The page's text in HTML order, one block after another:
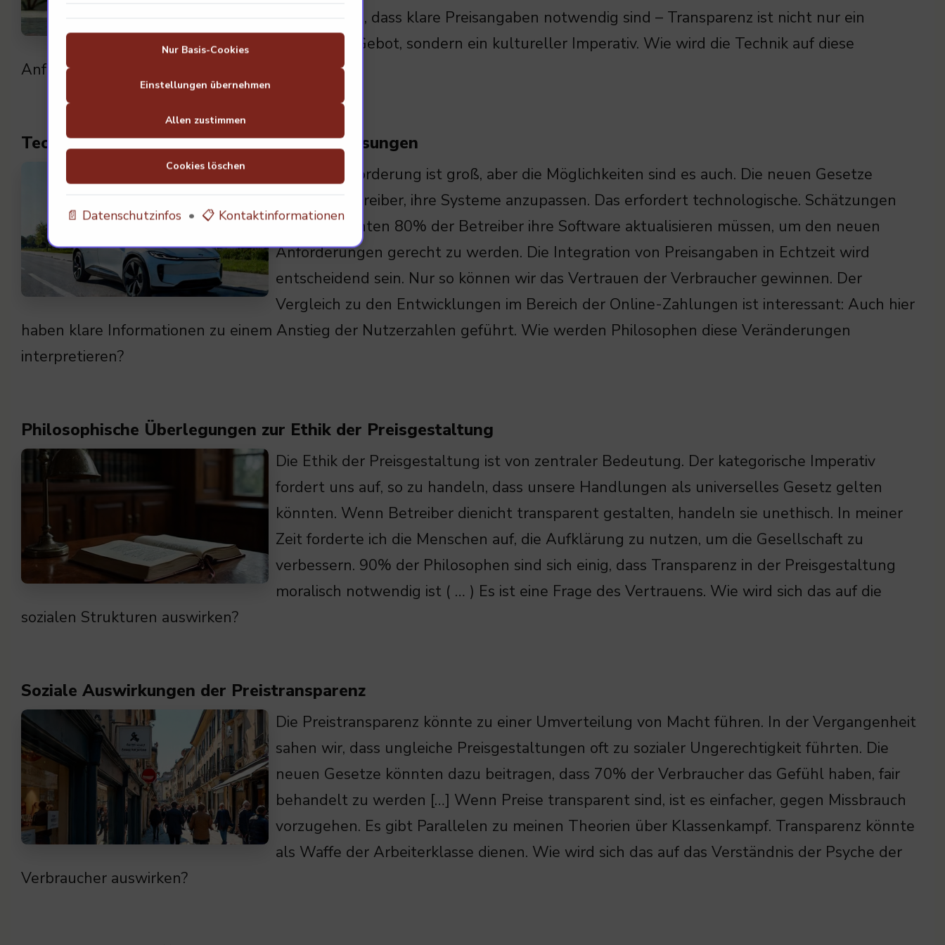
der Meinung, dass klare Preisangaben notwendig sind – Transparenz ist nicht nur ein
rechtliches Gebot, sondern ein kultureller Imperativ. Wie wird die Technik auf diese
Anforderungen reagieren?
Technologische Herausforderungen und Lösungen
Die Herausforderung ist groß, aber die Möglichkeiten sind es auch. Die neuen Gesetze
zwingen Betreiber, ihre Systeme anzupassen. Das erfordert technologische. Schätzungen
zufolge könnten 80% der Betreiber ihre Software aktualisieren müssen, um den neuen
Anforderungen gerecht zu werden. Die Integration von Preisangaben in Echtzeit wird
entscheidend sein. Nur so können wir das Vertrauen der Verbraucher gewinnen. Der
Vergleich zu den Entwicklungen im Bereich der Online-Zahlungen ist interessant: Auch hier
haben klare Informationen zu einem Anstieg der Nutzerzahlen geführt. Wie werden Philosophen diese Veränderungen
interpretieren?
Philosophische Überlegungen zur Ethik der Preisgestaltung
Die Ethik der Preisgestaltung ist von zentraler Bedeutung. Der kategorische Imperativ
fordert uns auf, so zu handeln, dass unsere Handlungen als universelles Gesetz gelten
könnten. Wenn Betreiber dienicht transparent gestalten, handeln sie unethisch. In meiner
Zeit forderte ich die Menschen auf, die Aufklärung zu nutzen, um die Gesellschaft zu
verbessern. 90% der Philosophen sind sich einig, dass Transparenz in der Preisgestaltung
moralisch notwendig ist ( … ) Es ist eine Frage des Vertrauens. Wie wird sich das auf die
sozialen Strukturen auswirken?
Soziale Auswirkungen der Preistransparenz
Die Preistransparenz könnte zu einer Umverteilung von Macht führen. In der Vergangenheit
sahen wir, dass ungleiche Preisgestaltungen oft zu sozialer Ungerechtigkeit führten. Die
neuen Gesetze könnten dazu beitragen, dass 70% der Verbraucher das Gefühl haben, fair
behandelt zu werden […] Wenn Preise transparent sind, ist es einfacher, gegen Missbrauch
vorzugehen. Es gibt Parallelen zu meinen Theorien über Klassenkampf. Transparenz könnte
als Waffe der Arbeiterklasse dienen. Wie wird sich das auf das Verständnis der Psyche der
Verbraucher auswirken?
Nur Basis-Cookies
Einstellungen übernehmen
Allen zustimmen
Cookies löschen
📄 Datenschutzinfos • 📋 Kontaktinformationen